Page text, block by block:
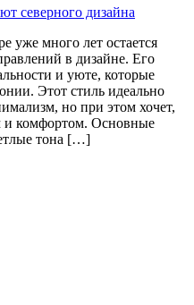
северного дизайна
уже много лет остается
в дизайне. Его
и уюте, которые
Этот стиль идеально
но при этом хочет,
и комфортом. Основные
тона […]